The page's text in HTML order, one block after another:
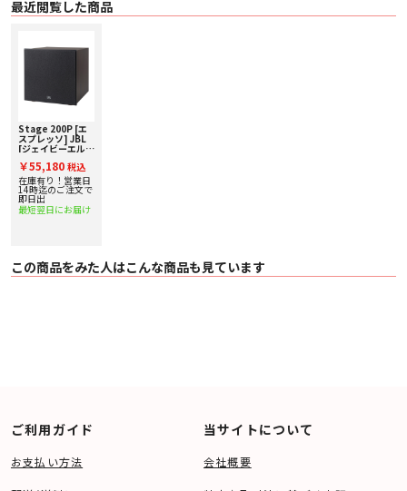
〇 重量 14.4kg(グリル含む)
・ カーペットスパイク X4
最近閲覧した商品
Stage 200P [エ
スプレッソ] JBL
[ジェイビーエル]
台] 下取り査定額
20%アップ実施
中！
￥55,180 税込
在庫有り！営業日
14時迄のご注文で
即日出
最短翌日にお届け
この商品をみた人はこんな商品も見ています
ご利用ガイド
お支払い方法
当サイトについて
会社概要